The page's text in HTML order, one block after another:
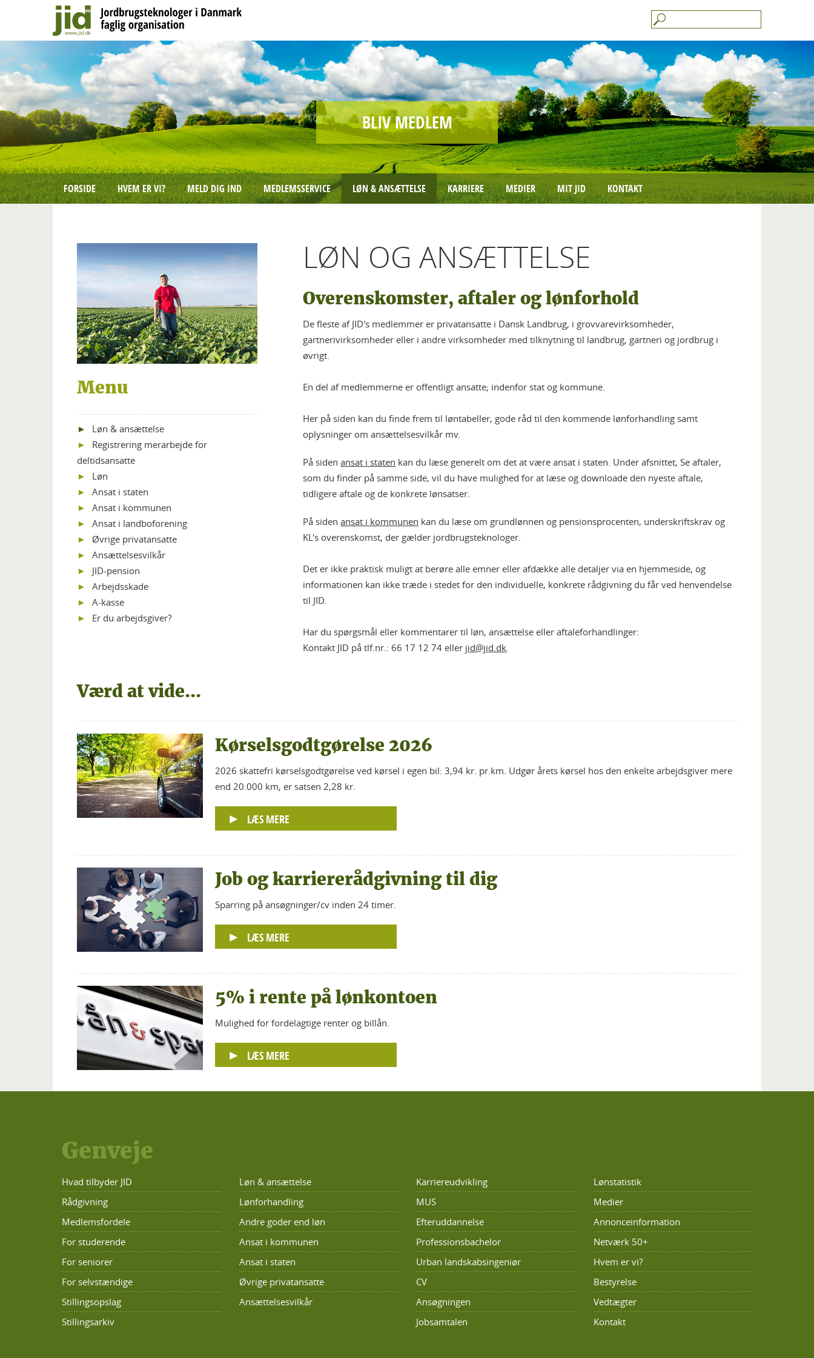
BLIV MEDLEM
FORSIDE HVEM ER VI? MELD DIG IND MEDLEMSSERVICE LØN & ANSÆTTELSE KARRIERE MEDIER MIT JID KONTAKT
Menu
Løn & ansættelse
Registrering merarbejde for
deltidsansatte
Løn
Ansat i staten
Ansat i kommunen
Ansat i landboforening
Øvrige privatansatte
Ansættelsesvilkår
JID-pension
Arbejdsskade
A-kasse
Er du arbejdsgiver?
LØN OG ANSÆTTELSE
Overenskomster, aftaler og lønforhold
De fleste af JID's medlemmer er privatansatte i Dansk Landbrug, i grovvarevirksomheder,
gartnerivirksomheder eller i andre virksomheder med tilknytning til landbrug, gartneri og jordbrug i
øvrigt.
En del af medlemmerne er offentligt ansatte; indenfor stat og kommune.
Her på siden kan du finde frem til løntabeller, gode råd til den kommende lønforhandling samt
oplysninger om ansættelsesvilkår mv.
På sidenansat i staten kan du læse generelt om det at være ansat i staten. Under afsnittet, Se aftaler,
som du finder på samme side, vil du have mulighed for at læse og downloade den nyeste aftale,
tidligere aftale og de konkrete lønsatser.
På sidenansat i kommunen kan du læse om grundlønnen og pensionsprocenten, underskriftskrav og
KL's overenskomst, der gælder jordbrugsteknologer.
Det er ikke praktisk muligt at berøre alle emner eller afdække alle detaljer via en hjemmeside, og
informationen kan ikke træde i stedet for den individuelle, konkrete rådgivning du får ved henvendelse
til JID.
Har du spørgsmål eller kommentarer til løn, ansættelse eller aftaleforhandlinger:
Kontakt JID på tlf.nr.: 66 17 12 74 eller jid@jid.dk.
Værd at vide...
Kørselsgodtgørelse 2026
2026 skattefri kørselsgodtgørelse ved kørsel i egen bil: 3,94 kr. pr.km. Udgør årets kørsel hos den enkelte arbejdsgiver mere
end 20.000 km, er satsen 2,28 kr.
LÆS MERE
Job og karriererådgivning til dig
Sparring på ansøgninger/cv inden 24 timer.
LÆS MERE
5% i rente på lønkontoen
Mulighed for fordelagtige renter og billån.
LÆS MERE
Genveje
Hvad tilbyder JID
Rådgivning
Medlemsfordele
For studerende
For seniorer
For selvstændige
Stillingsopslag
Stillingsarkiv
Løn & ansættelse
Lønforhandling
Andre goder end løn
Ansat i kommunen
Ansat i staten
Øvrige privatansatte
Ansættelsesvilkår
Karriereudvikling
MUS
Efteruddannelse
Professionsbachelor
Urban landskabsingeniør
CV
Ansøgningen
Jobsamtalen
Lønstatistik
Medier
Annonceinformation
Netværk 50+
Hvem er vi?
Bestyrelse
Vedtægter
Kontakt